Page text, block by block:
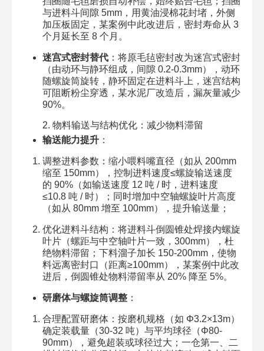
与进料斗间隙 5mm，用黄油浸棉花封堵，外侧
加压板固定，某案例中此改进后，密封寿命从 3
个月延长至 8 个月。​
迷宫式密封替代：将原毛毡密封改为迷宫式密封
（由动环与静环组成，间隙 0.2-0.3mm），动环
随螺旋筒旋转，静环固定在进料斗上，迷宫结构
可阻断粉尘穿透，某水泥厂改造后，漏灰量减少
90%。​
2. 物料输送与结构优化：减少物料滞留​
输送能力提升：​
调整进料参数：缩小喂料嘴直径（如从 200mm
缩至 150mm），控制进料速度≤螺旋输送速度
的 90%（如输送速度 12 吨 / 时，进料速度
≤10.8 吨 / 时）；同时增加中空轴螺旋叶片高度
（如从 80mm 增至 100mm），提升输送量；​
优化进料斗结构：将进料斗倒圆锥处焊接内螺旋
叶片（螺距与中空轴叶片一致，300mm），杜
绝物料滞留；下料溜子加长 150-200mm，使物
料远离密封口（距离≥100mm），某案例中此改
进后，倒圆锥处物料滞留率从 20% 降至 5%。​
研磨体与螺旋筒调整：​
合理配置研磨体：按磨机规格（如 Φ3.2×13m）
确定装载量（30-32 吨）与平均球径（Φ80-
90mm），避免超装或球径过大；一仓第一、二